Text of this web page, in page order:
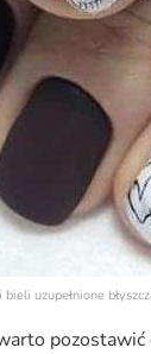
uzupełnione